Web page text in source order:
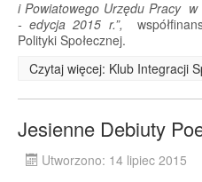
i Powiatowego Urzędu Pracy
- edycja 2015 r.”,
Polityki Społecznej.
Czytaj więcej: Klub Integracji
Jesienne Debiuty
Utworzono: 14 lipiec 2015